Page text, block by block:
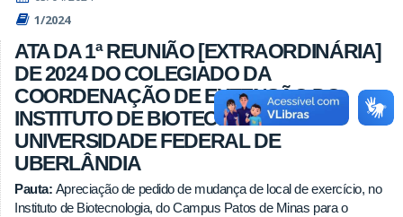
1/2024
ATA DA 1ª REUNIÃO [EXTRAORDINÁRIA]
DE 2024 DO COLEGIADO DA
COORDENAÇÃO DE EXTENSÃO DO
INSTITUTO DE BIOTECNOLOGIA DA
UNIVERSIDADE FEDERAL DE
UBERLÂNDIA
Pauta: Apreciação de pedido de mudança de local de exercício, no
Instituto de Biotecnologia, do Campus Patos de Minas para o